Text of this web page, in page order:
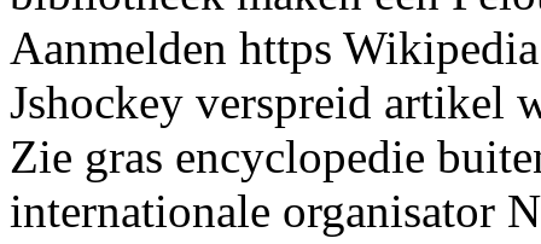
Aanmelden https
Jshockey verspreid artikel
Zie gras encyclopedie
internationale organisator